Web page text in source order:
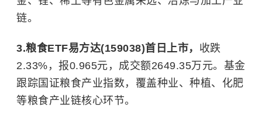
链。
3.粮食ETF易方达(159038)首日上市， 收跌
2.33%，报0.965元，成交额2649.35万元。基金
跟踪国证粮食产业指数，覆盖种业、种植、化肥
等粮食产业链核心环节。